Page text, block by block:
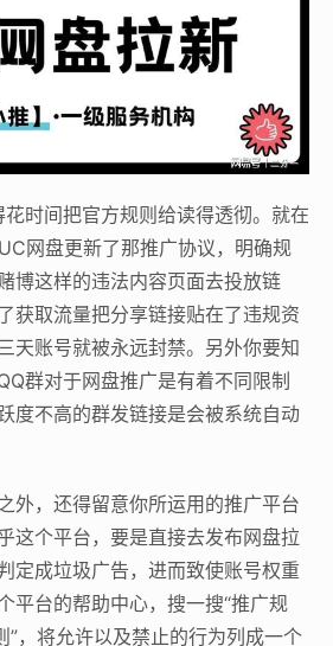
时间把官方规则给读得透彻。就在
网盘更新了那推广协议，明确规
博这样的违法内容页面去投放链
获取流量把分享链接贴在了违规资
天账号就被永远封禁。另外你要知
群对于网盘推广是有着不同限制
度不高的群发链接是会被系统自动
外，还得留意你所运用的推广平台
这个平台，要是直接去发布网盘拉
定成垃圾广告，进而致使账号权重
平台的帮助中心，搜一搜“推广规
”，将允许以及禁止的行为列成一个